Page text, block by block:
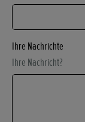
Ihre Nachrichte
Ihre Nachricht?